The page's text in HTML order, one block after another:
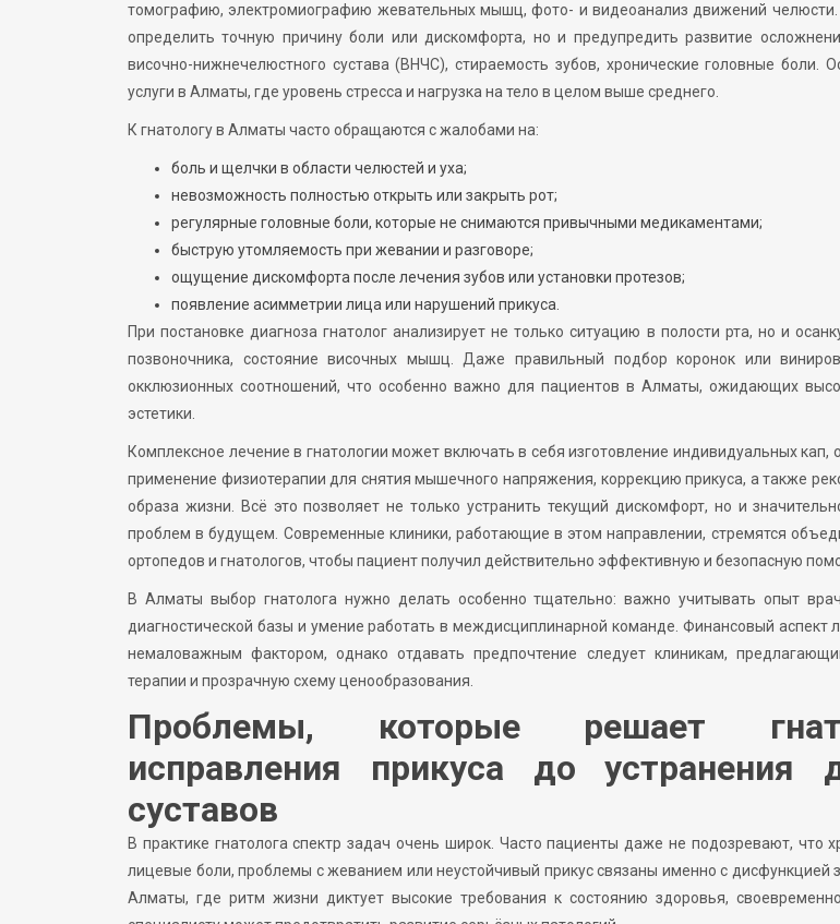
томографию, электромиографию жевательных мышц, фото- и видеоанализ движений челюсти.
определить точную причину боли или дискомфорта, но и предупредить развитие
височно-нижнечелюстного сустава (ВНЧС), стираемость зубов, хронические головные боли.
услуги в Алматы, где уровень стресса и нагрузка на тело в целом выше среднего.
К гнатологу в Алматы часто обращаются с жалобами на:
боль и щелчки в области челюстей и уха;
невозможность полностью открыть или закрыть рот;
регулярные головные боли, которые не снимаются привычными медикаментами;
быструю утомляемость при жевании и разговоре;
ощущение дискомфорта после лечения зубов или установки протезов;
появление асимметрии лица или нарушений прикуса.
При постановке диагноза гнатолог анализирует не только ситуацию в полости рта, но и
позвоночника, состояние височных мышц. Даже правильный подбор коронок или
окклюзионных соотношений, что особенно важно для пациентов в Алматы, ожидающих
эстетики.
Комплексное лечение в гнатологии может включать в себя изготовление индивидуальных кап,
применение физиотерапии для снятия мышечного напряжения, коррекцию прикуса, а также
образа жизни. Всё это позволяет не только устранить текущий дискомфорт, но и
проблем в будущем. Современные клиники, работающие в этом направлении, стремятся
ортопедов и гнатологов, чтобы пациент получил действительно эффективную и безопасную
В Алматы выбор гнатолога нужно делать особенно тщательно: важно учитывать опыт
диагностической базы и умение работать в междисциплинарной команде. Финансовый аспект
немаловажным фактором, однако отдавать предпочтение следует клиникам,
терапии и прозрачную схему ценообразования.
Проблемы, которые решает
исправления прикуса до устранения
суставов
В практике гнатолога спектр задач очень широк. Часто пациенты даже не подозревают, что
лицевые боли, проблемы с жеванием или неустойчивый прикус связаны именно с дисфункцией
Алматы, где ритм жизни диктует высокие требования к состоянию здоровья,